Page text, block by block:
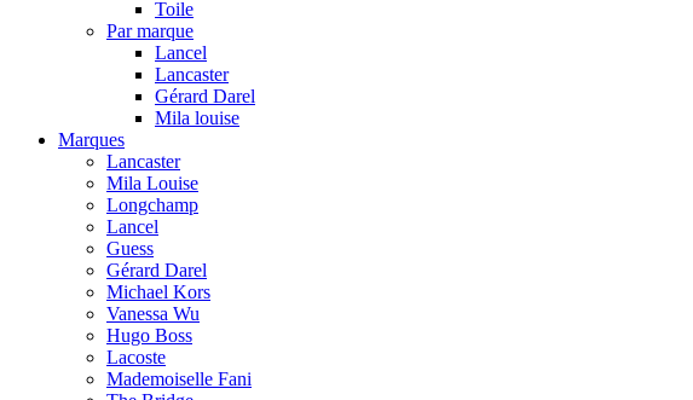
Toile
Par marque
Lancel
Lancaster
Gérard Darel
Mila louise
Marques
Lancaster
Mila Louise
Longchamp
Lancel
Guess
Gérard Darel
Michael Kors
Vanessa Wu
Hugo Boss
Lacoste
Mademoiselle Fani